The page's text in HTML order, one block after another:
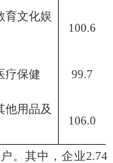
育文化娱
100.6
疗保健 99.7
他用品及
106.0
。其中，企业2.74